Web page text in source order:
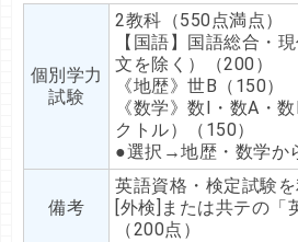
個別学力
試験
2教科（550点満点）
【国語】国語総合・
文を除く）（200）
《地歴》世B（150）
《数学》数I・数A・
クトル）（150）
●選択→地歴・数学か
備考
英語資格・検定試験
[外検]または共テの「
（200点）